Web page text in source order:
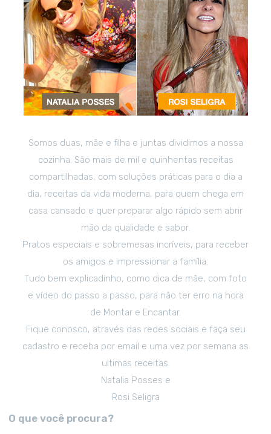
Somos duas, mãe e filha e juntas dividimos a nossa
cozinha. São mais de mil e quinhentas receitas
compartilhadas, com soluções práticas para o dia a
dia, receitas da vida moderna, para quem chega em
casa cansado e quer preparar algo rápido sem abrir
mão da qualidade e sabor.
Pratos especiais e sobremesas incríveis, para receber
os amigos e impressionar a família.
Tudo bem explicadinho, como dica de mãe, com foto
e vídeo do passo a passo, para não ter erro na hora
de Montar e Encantar.
Fique conosco, através das redes sociais e faça seu
cadastro e receba por email e uma vez por semana as
ultimas receitas.
Natalia Posses e
Rosi Seligra
O que você procura?